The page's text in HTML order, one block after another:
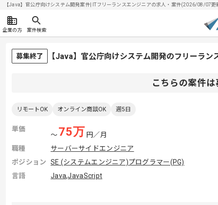
【Java】官公庁向けシステム開発案件| ITフリーランスエンジニアの求人・案件(2026/08/07更
企業の方 案件検索
募集終了 【Java】官公庁向けシステム開発のフリーラン
こちらの案件
リモートOK オンライン商談OK 週5日
単価
〜75万 円／月
職種
サーバーサイドエンジニア
ポジション
SE (システムエンジニア)プログラマー(PG)
言語
Java,JavaScript